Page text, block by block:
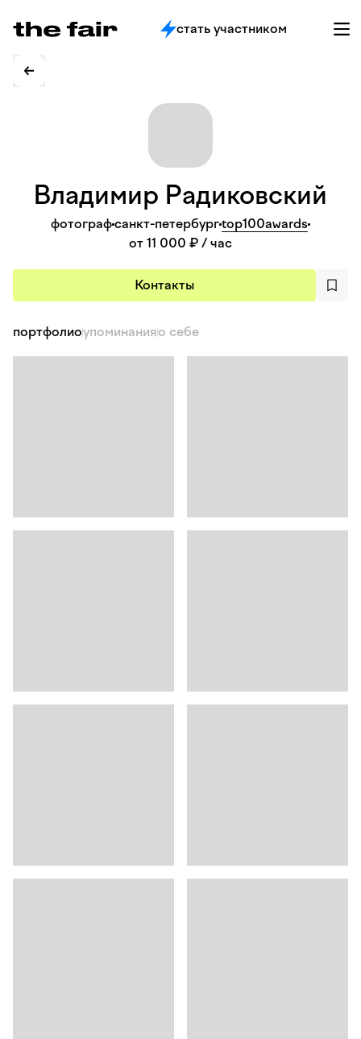
стать участником
Владимир Радиковский
фотографсанкт-петербургtop100awards
от 11 000 ₽ / час
Контакты
портфолиоупоминанияо себе